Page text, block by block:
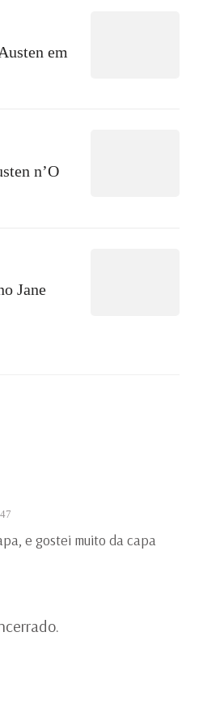
em
n’O
Jane
e gostei muito da capa